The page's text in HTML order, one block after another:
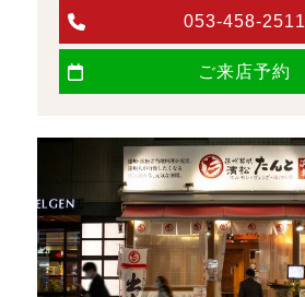
053-458-2511
ご来店予約